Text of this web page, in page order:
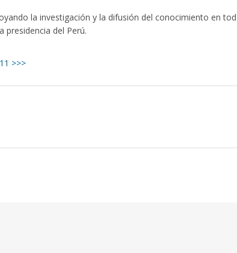
la investigación y la difusión del conocimiento en
presidencia del Perú.
>>>